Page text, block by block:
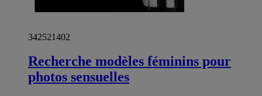
342521402
Recherche modèles féminins pour
photos sensuelles